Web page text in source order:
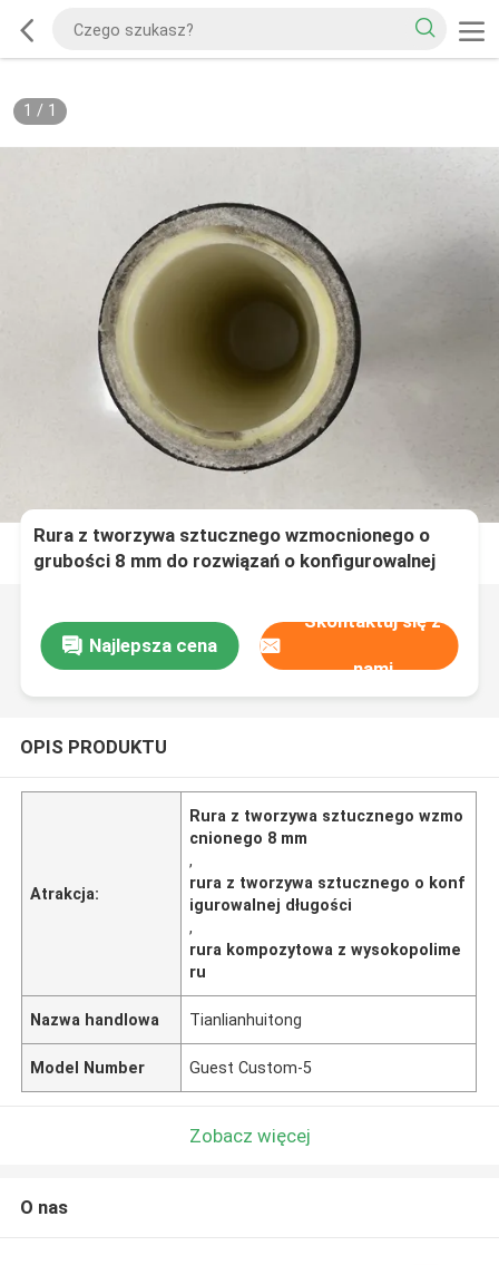
1 / 1
Rura z tworzywa sztucznego wzmocnionego o
grubości 8 mm do rozwiązań o konfigurowalnej
Najlepsza cena
Skontaktuj się z
nami
OPIS PRODUKTU
Atrakcja:
Rura z tworzywa sztucznego wzmo
cnionego 8 mm
,
rura z tworzywa sztucznego o konf
igurowalnej długości
,
rura kompozytowa z wysokopolime
ru
Nazwa handlowa Tianlianhuitong
Model Number Guest Custom-5
Zobacz więcej
O nas